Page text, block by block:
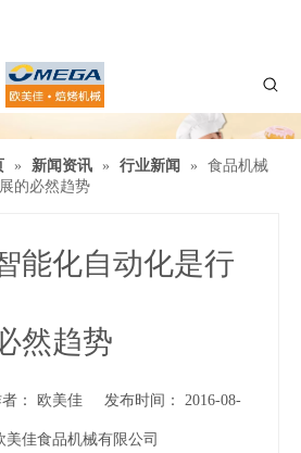
» 新闻资讯 » 行业新闻 »
食品机械
的必然趋势
能化自动化是行
然趋势
： 欧美佳 发布时间： 2016-08-
美佳食品机械有限公司